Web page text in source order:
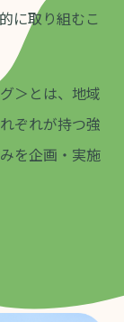
に取り組むこ
＞とは、地域
ぞれが持つ強
を企画・実施